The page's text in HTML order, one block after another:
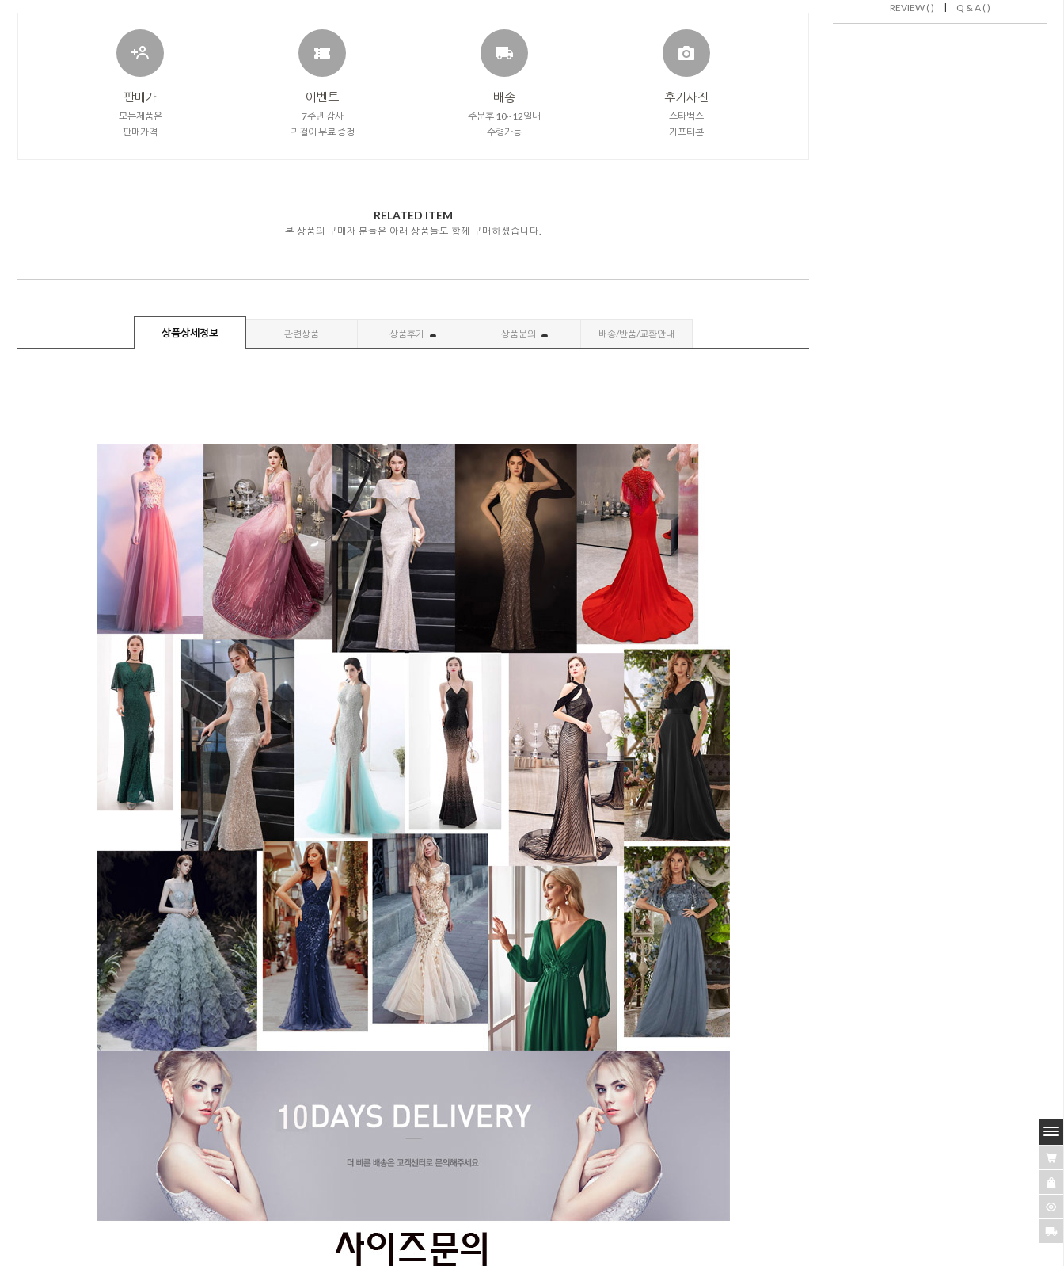
판매가
모든제품은
판매가격
이벤트
7주년 감사
귀걸이 무료 증정
배송
주문후 10~12일내
수령가능
후기사진
스타벅스
기프티콘
RELATED ITEM
본 상품의 구매자 분들은 아래 상품들도 함께 구매하셨습니다.
상품상세정보 관련상품 상품후기 상품문의 배송/반품/교환안내
REVIEW ( ) | Q & A ( )